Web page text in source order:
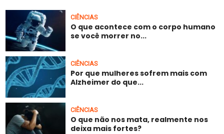
CIÊNCIAS
O que acontece com o corpo humano
se você morrer no...
CIÊNCIAS
Por que mulheres sofrem mais com
Alzheimer do que...
CIÊNCIAS
O que não nos mata, realmente nos
deixa mais fortes?